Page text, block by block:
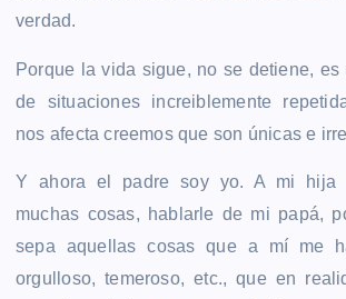
verdad.
Porque la vida sigue, no se detiene, es
de situaciones increiblemente
nos afecta creemos que son únicas e
Y ahora el padre soy yo. A mi hija
muchas cosas, hablarle de mi papá,
sepa aquellas cosas que a mí me
orgulloso, temeroso, etc., que en